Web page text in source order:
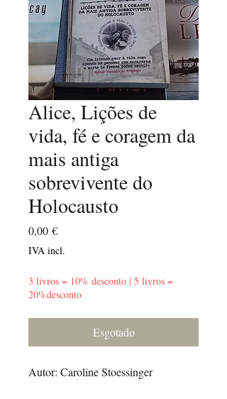
Alice, Lições de
vida, fé e coragem da
mais antiga
sobrevivente do
Holocausto
0,00 €Preço
IVA incl.
3 livros = 10% desconto | 5 livros =
20%desconto
Esgotado
Autor: Caroline Stoessinger